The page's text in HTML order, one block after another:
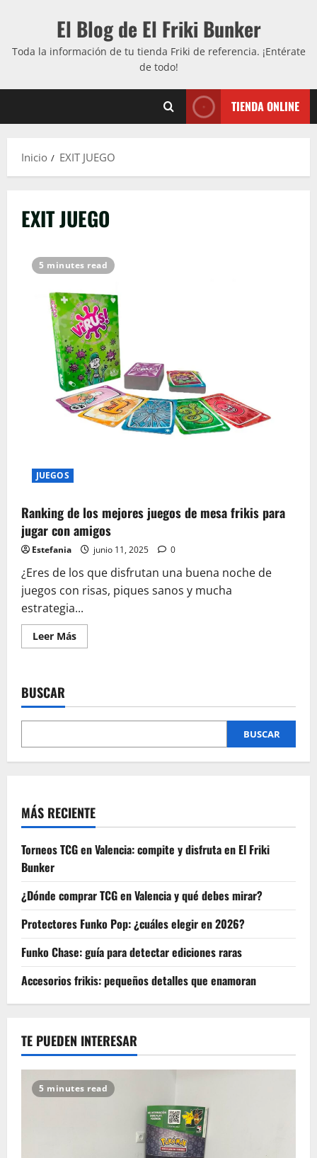
El Blog de El Friki Bunker
Toda la información de tu tienda Friki de referencia. ¡Entérate
de todo!
TIENDA ONLINE
Inicio EXIT JUEGO
EXIT JUEGO
5 minutes read
JUEGOS
Ranking de los mejores juegos de mesa frikis para
jugar con amigos
Estefania junio 11, 2025 0
¿Eres de los que disfrutan una buena noche de
juegos con risas, piques sanos y mucha
estrategia...
Leer MásLeer
más
mejores
de
frikis
jugar
BUSCAR
BUSCAR
MÁS RECIENTE
Torneos TCG en Valencia: compite y disfruta en El Friki
Bunker
¿Dónde comprar TCG en Valencia y qué debes mirar?
Protectores Funko Pop: ¿cuáles elegir en 2026?
Funko Chase: guía para detectar ediciones raras
Accesorios frikis: pequeños detalles que enamoran
TE PUEDEN INTERESAR
5 minutes read